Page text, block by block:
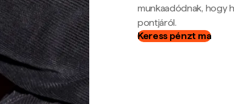
munkaadódnak, hogy
pontjáról.
Keress pénzt ma